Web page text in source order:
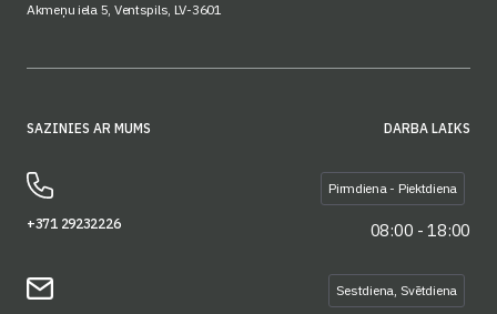
Akmeņu iela 5, Ventspils, LV-3601
SAZINIES AR MUMS
+371 29232226
DARBA LAIKS
Pirmdiena - Piektdiena
08:00 - 18:00
Sestdiena, Svētdiena